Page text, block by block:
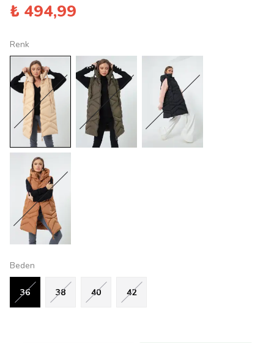
₺ 494,99
Renk
Beden
36 38 40 42